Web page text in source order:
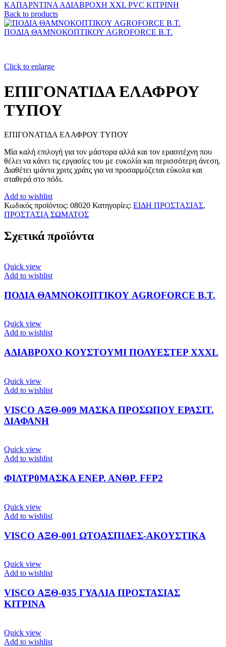
ΚΑΠΑΡΝΤΙΝΑ ΑΔΙΑΒΡΟΧΗ XXL PVC ΚΙΤΡΙΝΗ
Back to products
ΠΟΔΙΑ ΘΑΜΝΟΚΟΠΤΙΚΟΥ AGROFORCE Β.Τ.
Click to enlarge
ΕΠΙΓΟΝΑΤΙΔΑ ΕΛΑΦΡΟΥ
ΤΥΠΟΥ
ΕΠΙΓΟΝΑΤΙΔΑ ΕΛΑΦΡΟΥ ΤΥΠΟΥ
Μία καλή επιλογή για τον μάστορα αλλά και τον ερασιτέχνη που
θέλει να κάνει τις εργασίες του με ευκολία και περισσότερη άνεση.
Διαθέτει ιμάντα χριτς χράτς για να προσαρμόζεται εύκολα και
σταθερά στο πόδι.
Add to wishlist
Κωδικός προϊόντος: 08020 Κατηγορίες: ΕΙΔΗ ΠΡΟΣΤΑΣΙΑΣ,
ΠΡΟΣΤΑΣΙΑ ΣΩΜΑΤΟΣ
Σχετικά προϊόντα
Quick view
Add to wishlist
ΠΟΔΙΑ ΘΑΜΝΟΚΟΠΤΙΚΟΥ AGROFORCE Β.Τ.
Quick view
Add to wishlist
ΑΔΙΑΒΡΟΧΟ ΚΟΥΣΤΟΥΜΙ ΠΟΛΥΕΣΤΕΡ XXXL
Quick view
Add to wishlist
VISCO ΑΞΘ-009 ΜΑΣΚΑ ΠΡΟΣΩΠΟΥ ΕΡΑΣΙΤ.
ΔΙΑΦΑΝΗ
Quick view
Add to wishlist
ΦΙΛΤΡ0ΜΑΣΚΑ ΕΝΕΡ. ΑΝΘΡ. FFP2
Quick view
Add to wishlist
VISCO ΑΞΘ-001 ΩΤΟΑΣΠΙΔΕΣ-ΑΚΟΥΣΤΙΚΑ
Quick view
Add to wishlist
VISCO ΑΞΘ-035 ΓΥΑΛΙΑ ΠΡΟΣΤΑΣΙΑΣ
ΚΙΤΡΙΝΑ
Quick view
Add to wishlist